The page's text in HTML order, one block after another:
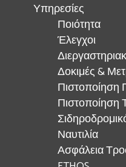
Υπηρεσίες
Ποιότητα
Έλεγχοι
Δοκιμές &
Πιστοποίηση
Ναυτιλία
Ασφάλεια